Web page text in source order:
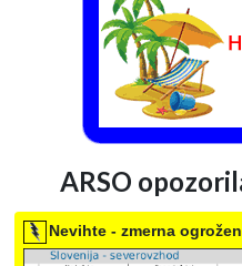
ARSO
Nevihte - zmerna